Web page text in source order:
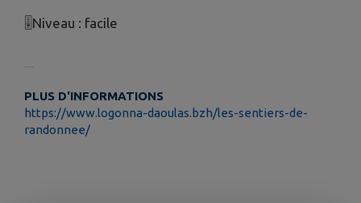
🎚Niveau : facile
PLUS D'INFORMATIONS
https://www.logonna-daoulas.bzh/les-sentiers-de-
randonnee/